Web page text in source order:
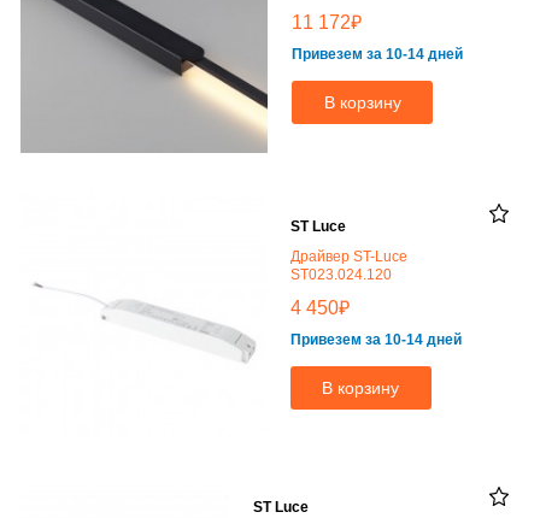
11 172₽
Привезем за 10-14 дней
В корзину
ST Luce
Драйвер ST-Luce
ST023.024.120
4 450₽
Привезем за 10-14 дней
В корзину
ST Luce